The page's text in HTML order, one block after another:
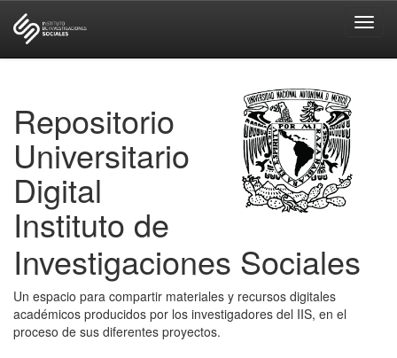
Repositorio
Universitario
Digital
Instituto de
Investigaciones Sociales
Un espacio para compartir materiales y recursos digitales
académicos producidos por los investigadores del IIS, en el
proceso de sus diferentes proyectos.